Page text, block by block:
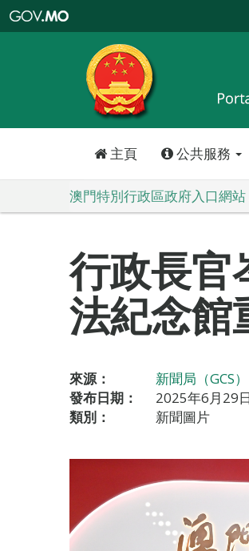
特
政
區
政
口
主頁 公共服務
澳門特別行政區政府入口網站
行政長官
法紀念館
來源：
新聞局（GCS）
發布日期：
2025年6月29
類別：
新聞圖片